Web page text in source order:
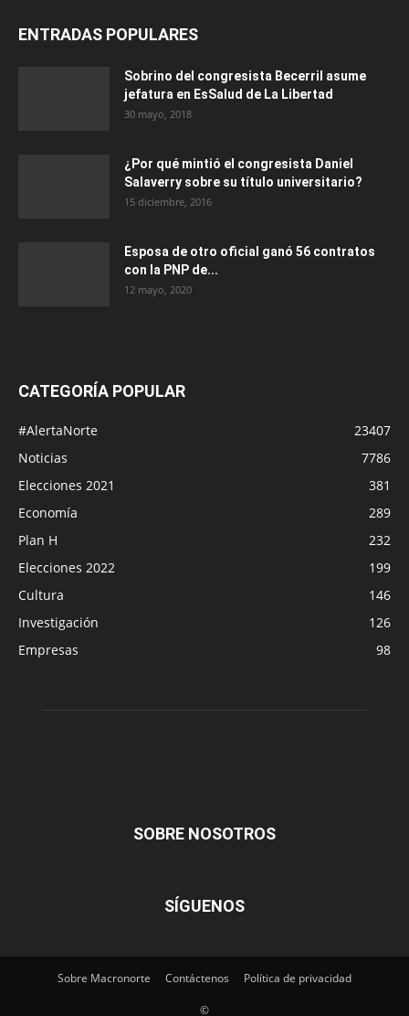
ENTRADAS POPULARES
Sobrino del congresista Becerril asume
jefatura en EsSalud de La Libertad
30 mayo, 2018
¿Por qué mintió el congresista Daniel
Salaverry sobre su título universitario?
15 diciembre, 2016
Esposa de otro oficial ganó 56 contratos
con la PNP de...
12 mayo, 2020
CATEGORÍA POPULAR
#AlertaNorte
23407
Noticias
7786
Elecciones 2021
381
Economía
289
Plan H
232
Elecciones 2022
199
Cultura
146
Investigación
126
Empresas
98
SOBRE NOSOTROS
SÍGUENOS
Sobre Macronorte Contáctenos Política de privacidad
©